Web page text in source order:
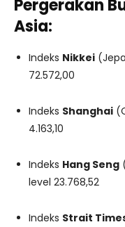
Pergerakan
Asia:
Indeks Nikkei
72.572,00
Indeks Shanghai
4.163,10
Indeks Hang Seng
level 23.768,52
Indeks Strait